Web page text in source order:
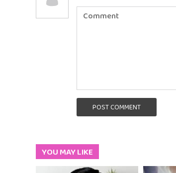
POST COMMENT
YOU MAY LIKE